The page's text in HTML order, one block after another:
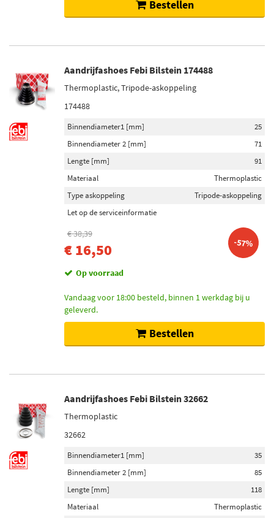
Bestellen
Aandrijfashoes Febi Bilstein 174488
Thermoplastic, Tripode-askoppeling
174488
Binnendiameter1 [mm]
25
Binnendiameter 2 [mm]
71
Lengte [mm]
91
Materiaal
Thermoplastic
Type askoppeling
Tripode-askoppeling
Let op de serviceinformatie
€ 38,39
€ 16,50 -57%
Op voorraad
Vandaag voor 18:00 besteld, binnen 1 werkdag bij u
geleverd.
Bestellen
Aandrijfashoes Febi Bilstein 32662
Thermoplastic
32662
Binnendiameter1 [mm]
35
Binnendiameter 2 [mm]
85
Lengte [mm]
118
Materiaal
Thermoplastic